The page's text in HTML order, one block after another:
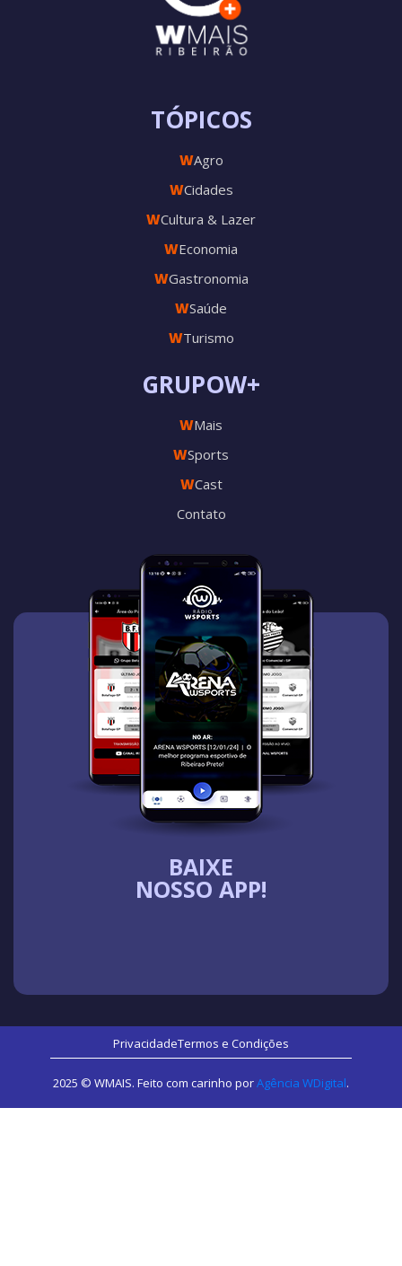
BAIXE
NOSSO APP!
GRUPOW+
WMais
WSports
WCast
Contato
TÓPICOS
WAgro
WCidades
WCultura & Lazer
WEconomia
WGastronomia
WSaúde
WTurismo
PrivacidadeTermos e Condições
2025 © WMAIS. Feito com carinho porAgência WDigital.